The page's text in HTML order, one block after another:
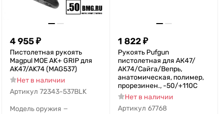
4 955₽
Пистолетная рукоять
Magpul MOE AK+ GRIP для
AK47/AK74 (MAG537)
Нет в наличии
Артикул 72343-537BLK
Модель оружия —
1 822₽
Рукоять Pufgun
пистолетная для АК47/
АК74/Сайга/Вепрь,
анатомическая, полимер,
прорезинен., -50/+110С
Нет в наличии
Артикул 67768